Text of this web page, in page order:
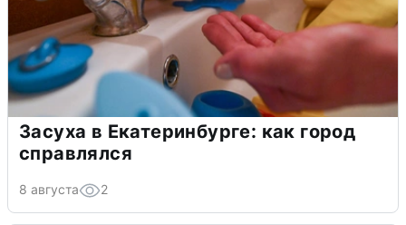
Засуха в Екатеринбурге: как город
справлялся
8 августа 2